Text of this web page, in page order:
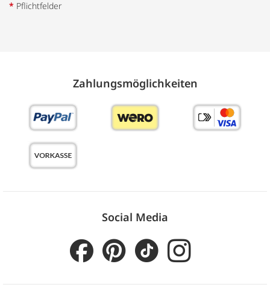
* Pflichtfelder
Zahlungs­möglich­keiten
Social Media